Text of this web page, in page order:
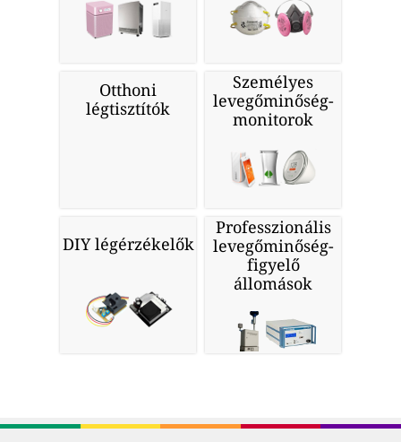
Otthoni
légtisztítók
Személyes
levegőminőség-
monitorok
DIY légérzékelők
Professzionális
levegőminőség-
figyelő
állomások